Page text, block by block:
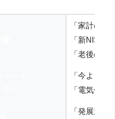
「家計の見
「新NISA
「老後の
「今より
「電気代を
「発展途